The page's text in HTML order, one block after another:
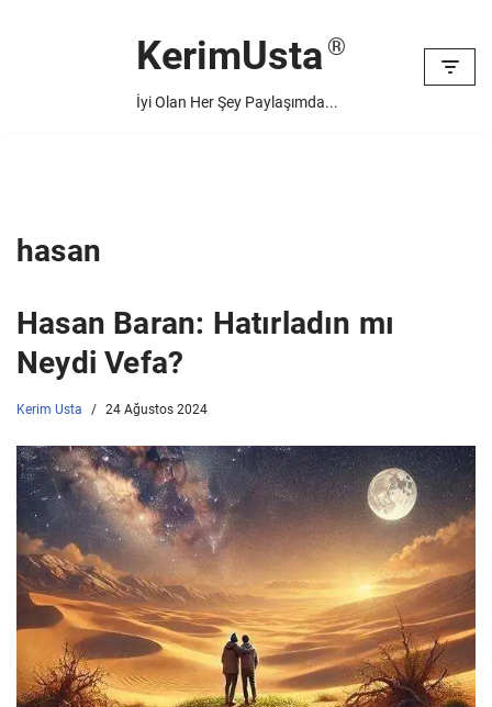
KerimUsta
İyi Olan Her Şey Paylaşımda...
hasan
Hasan Baran: Hatırladın mı
Neydi Vefa?
Kerim Usta 24 Ağustos 2024